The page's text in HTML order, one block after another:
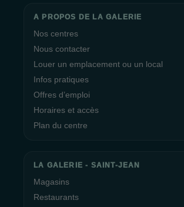
A PROPOS DE LA GALERIE
Nos centres
Nous contacter
Louer un emplacement ou un local
Infos pratiques
Offres d’emploi
Horaires et accès
Plan du centre
LA GALERIE - SAINT-JEAN
Magasins
Restaurants